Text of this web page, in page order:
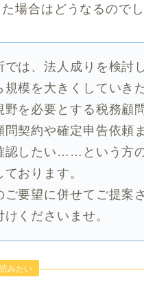
場合はどうなるのでし
では、法人成りを検討
規模を大きくしていき
野を必要とする税務顧
問契約や確定申告依頼
認したい……という方
おります。
ご要望に併せてご提案
けくださいませ。